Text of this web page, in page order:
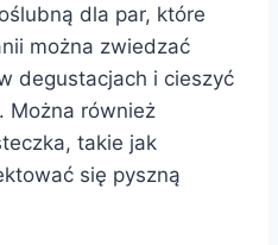
dla par, które
można zwiedzać
degustacjach i cieszyć
Można również
takie jak
się pyszną